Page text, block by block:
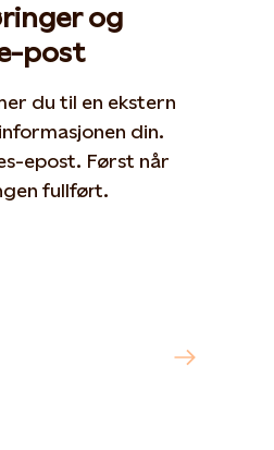
og
post
du til en ekstern
din.
epost. Først når
fullført.